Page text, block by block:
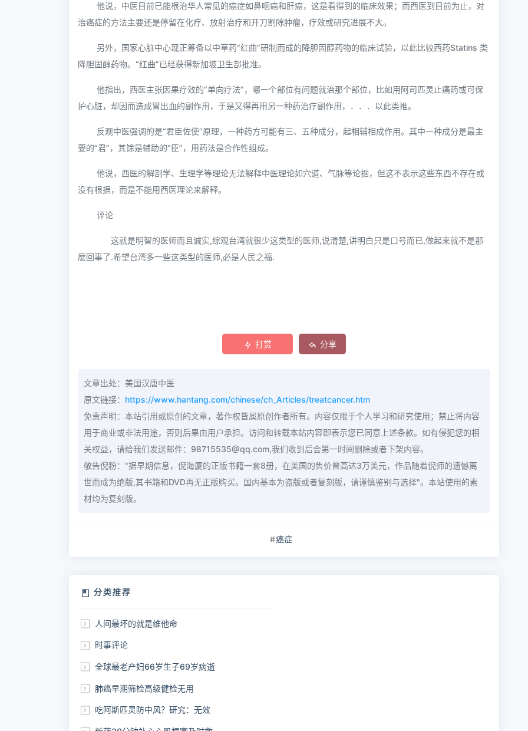
他说，中医目前已能根治华人常见的癌症如鼻咽癌和肝癌，这是看得到的临床效果；而西医到目前为止，对
治癌症的方法主要还是停留在化疗、放射治疗和开刀割除肿瘤，疗效或研究进展不大。
另外，国家心脏中心现正筹备以中草药“红曲”研制而成的降胆固醇药物的临床试验，以此比较西药Statins 类
降胆固醇药物。“红曲”已经获得新加坡卫生部批准。
他指出，西医主张因果疗效的“单向疗法”，哪一个部位有问题就治那个部位，比如用阿司匹灵止痛药或可保
护心脏，却因而造成胃出血的副作用，于是又得再用另一种药治疗副作用，．．．以此类推。
反观中医强调的是“君臣佐使”原理，一种药方可能有三、五种成分，起相辅相成作用。其中一种成分是最主
要的“君”，其馀是辅助的“臣”，用药法是合作性组成。
他说，西医的解剖学、生理学等理论无法解释中医理论如穴道、气脉等论据，但这不表示这些东西不存在或
没有根据，而是不能用西医理论来解释。
评论
这就是明智的医师而且诚实,综观台湾就很少这类型的医师,说清楚,讲明白只是口号而已,做起来就不是那
麽回事了.希望台湾多一些这类型的医师,必是人民之福.
打赏 分享
文章出处：美国汉唐中医
原文链接： https://www.hantang.com/chinese/ch_Articles/treatcancer.htm
免责声明：本站引用或原创的文章，著作权皆属原创作者所有。内容仅限于个人学习和研究使用；禁止将内容
用于商业或非法用途，否则后果由用户承担。访问和转载本站内容即表示您已同意上述条款。如有侵犯您的相
关权益，请给我们发送邮件：98715535@qq.com,我们收到后会第一时间删除或者下架内容。
敬告倪粉："据早期信息，倪海厦的正版书籍一套8册，在美国的售价曾高达3万美元，作品随着倪师的遗憾离
世而成为绝版,其书籍和DVD再无正版购买。国内基本为盗版或者复刻版，请谨慎鉴别与选择"。本站使用的素
材均为复刻版。
癌症
分类推荐
人间最坏的就是维他命
时事评论
全球最老产妇66岁生子69岁病逝
肺癌早期筛检高级健检无用
吃阿斯匹灵防中风？研究：无效